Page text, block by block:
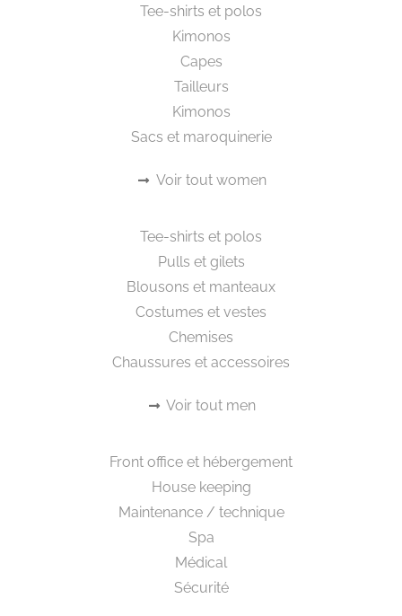
Tee-shirts et polos
Kimonos
Capes
Tailleurs
Kimonos
Sacs et maroquinerie
Voir tout women
Tee-shirts et polos
Pulls et gilets
Blousons et manteaux
Costumes et vestes
Chemises
Chaussures et accessoires
Voir tout men
Front office et hébergement
House keeping
Maintenance / technique
Spa
Médical
Sécurité